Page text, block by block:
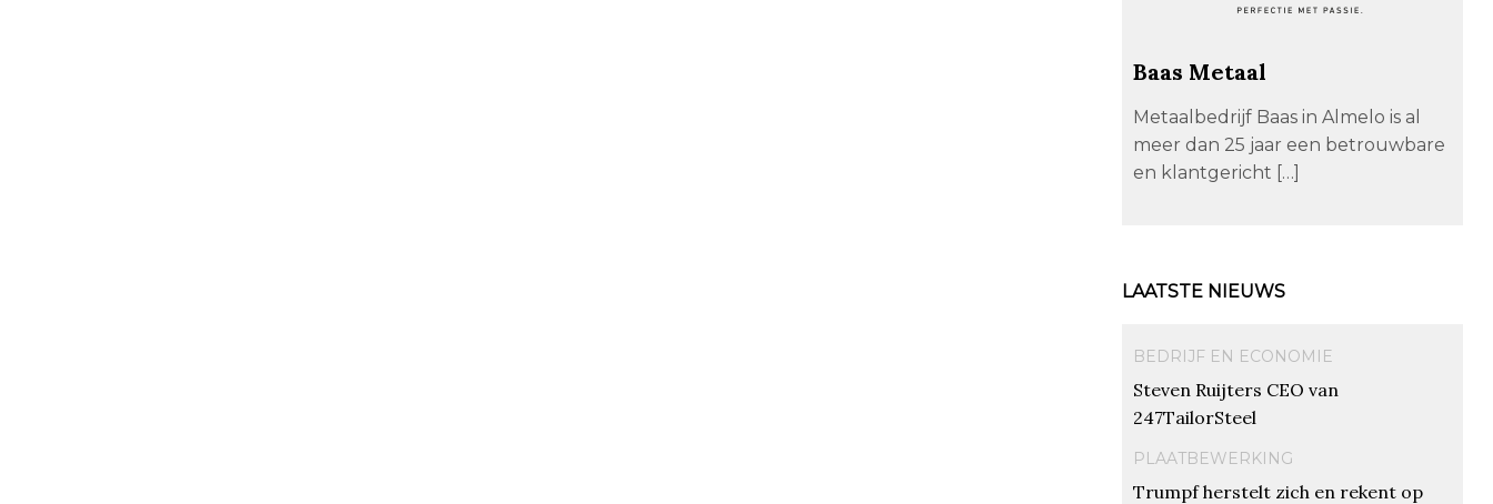
Baas Metaal
Metaalbedrijf Baas in Almelo is al
meer dan 25 jaar een betrouwbare
en klantgericht […]
LAATSTE NIEUWS
BEDRIJF EN ECONOMIE
Steven Ruijters CEO van
247TailorSteel
PLAATBEWERKING
Trumpf herstelt zich en rekent op